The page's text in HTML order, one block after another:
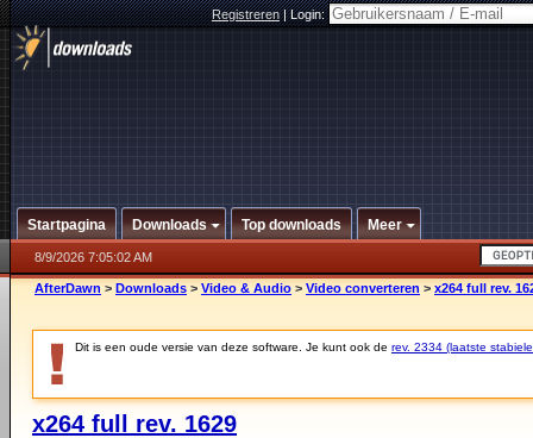
Registreren|Login:
Startpagina Downloads Top downloads Meer
8/9/2026 7:05:02 AM
AfterDawn > Downloads > Video & Audio > Video converteren > x264 full rev.
Dit is een oude versie van deze software. Je kunt ook de rev. 2334 (laatste
x264 full rev. 1629